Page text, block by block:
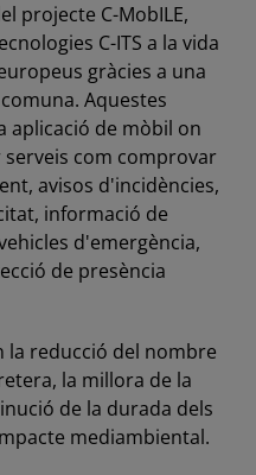
projecte C-MobILE,
C-ITS a la vida
gràcies a una
Aquestes
aplicació de mòbil on
com comprovar
avisos d'incidències,
informació de
d'emergència,
de presència
la reducció del nombre
la millora de la
de la durada dels
mediambiental.